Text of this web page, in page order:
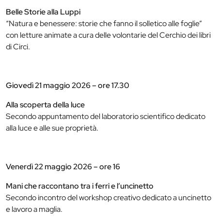
Belle Storie alla Luppi
“Natura e benessere: storie che fanno il solletico alle foglie”
con letture animate a cura delle volontarie del Cerchio dei libri
di Circi.
Giovedì 21 maggio 2026 – ore 17.30
Alla scoperta della luce
Secondo appuntamento del laboratorio scientifico dedicato
alla luce e alle sue proprietà.
Venerdì 22 maggio 2026 – ore 16
Mani che raccontano tra i ferri e l’uncinetto
Secondo incontro del workshop creativo dedicato a uncinetto
e lavoro a maglia.